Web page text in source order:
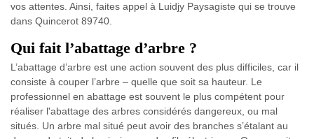
vos attentes. Ainsi, faites appel à Luidjy Paysagiste qui se trouve
dans Quincerot 89740.
Qui fait l’abattage d’arbre ?
L’abattage d’arbre est une action souvent des plus difficiles, car il
consiste à couper l’arbre – quelle que soit sa hauteur. Le
professionnel en abattage est souvent le plus compétent pour
réaliser l'abattage des arbres considérés dangereux, ou mal
situés. Un arbre mal situé peut avoir des branches s’étalant au